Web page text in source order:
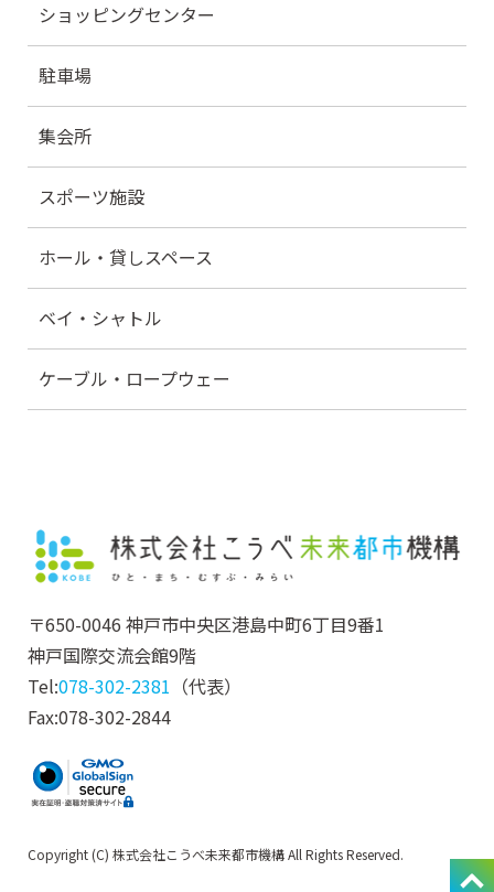
ショッピングセンター
駐車場
集会所
スポーツ施設
ホール・貸しスペース
ベイ・シャトル
ケーブル・ロープウェー
〒650-0046 神戸市中央区港島中町6丁目9番1
神戸国際交流会館9階
Tel:078-302-2381 （代表）
Fax:078-302-2844
Copyright (C) 株式会社こうべ未来都市機構 All Rights Reserved.